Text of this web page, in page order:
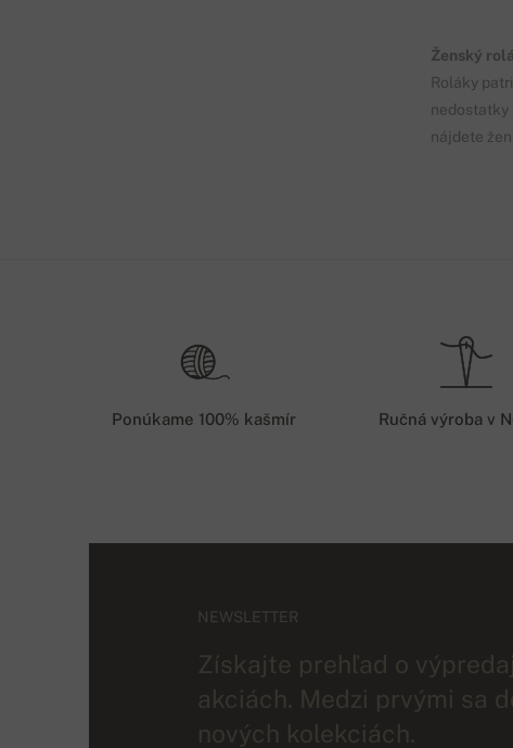
Ženský
Roláky
nedostatky
nájdete
Ponúkame 100% kašmír Ručná výroba v
NEWSLETTER
Získajte prehľad o
akciách. Medzi prvými sa
nových kolekciách.